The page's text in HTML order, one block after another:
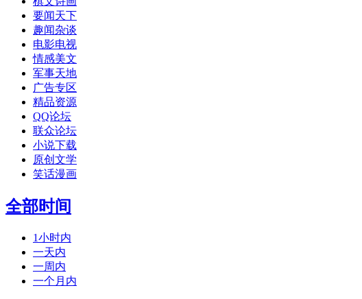
要闻天下
趣闻杂谈
电影电视
情感美文
军事天地
广告专区
精品资源
QQ论坛
联众论坛
小说下载
原创文学
笑话漫画
全部时间
1小时内
一天内
一周内
一个月内